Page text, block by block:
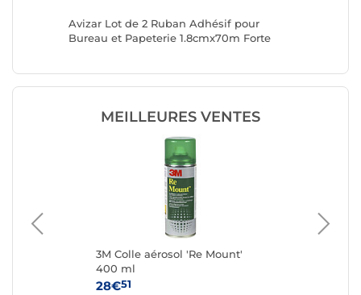
Avizar Lot de 2 Ruban Adhésif pour
Bureau et Papeterie 1.8cmx70m Forte
MEILLEURES VENTES
3M Colle aérosol 'Re Mount'
400 ml
28€51